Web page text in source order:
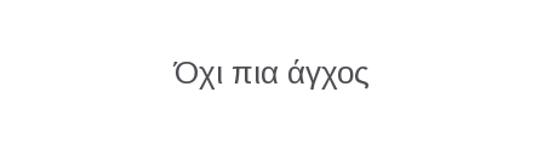
Όχι πια άγχος